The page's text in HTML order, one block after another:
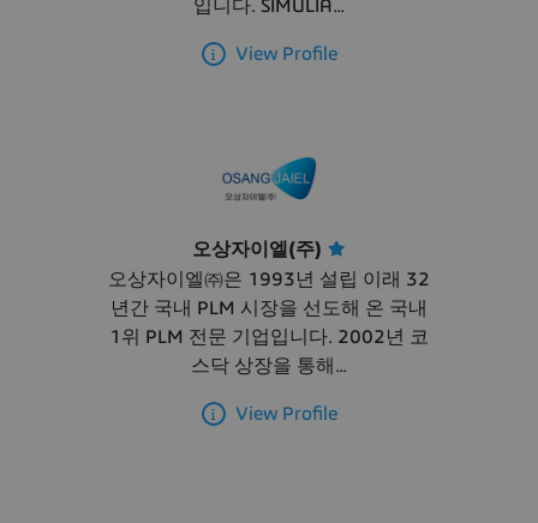
입니다. SIMULIA...
View Profile
오상자이엘(주)
오상자이엘㈜은 1993년 설립 이래 32
년간 국내 PLM 시장을 선도해 온 국내
1위 PLM 전문 기업입니다. 2002년 코
스닥 상장을 통해...
View Profile